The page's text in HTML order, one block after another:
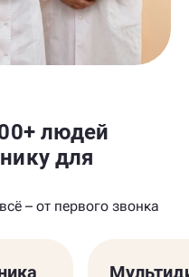
людей
для
– от первого звонка